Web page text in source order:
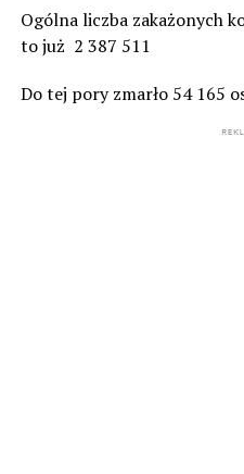
Ogólna liczba zakażonych
to już 2 387 511
Do tej pory zmarło 54 165